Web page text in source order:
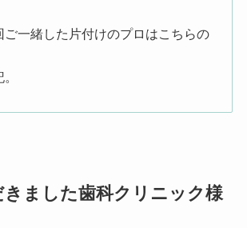
ご一緒した片付けのプロはこちらの
きました歯科クリニック様